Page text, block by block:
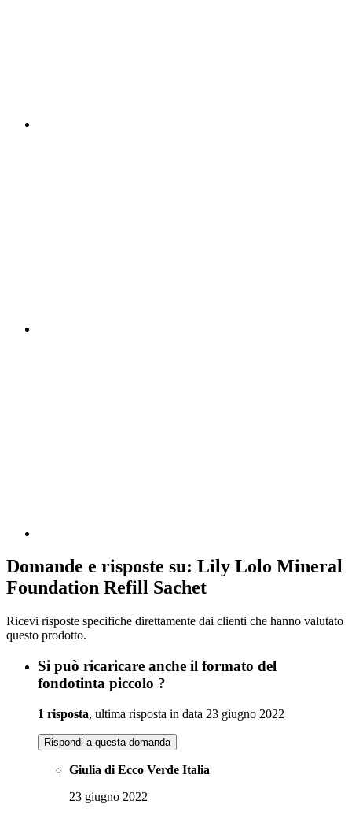
Domande e risposte su: Lily Lolo Mineral
Foundation Refill Sachet
Ricevi risposte specifiche direttamente dai clienti che hanno valutato
questo prodotto.
Si può ricaricare anche il formato del
fondotinta piccolo ?
1 risposta, ultima risposta in data 23 giugno 2022
Rispondi a questa domanda
Giulia di Ecco Verde Italia
23 giugno 2022